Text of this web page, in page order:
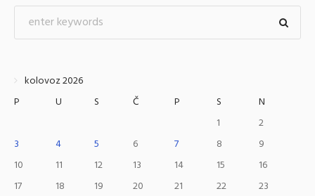
kolovoz 2026
P
U S Č P S
N
1
2
3
4 5 6 7 8
9
10
11 12 13 14 15
16
17
18 19 20 21 22
23